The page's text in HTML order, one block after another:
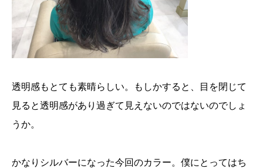
透明感もとても素晴らしい。もしかすると、目を閉じて
見ると透明感があり過ぎて見えないのではないのでしょ
うか。
かなりシルバーになった今回のカラー。僕にとってはち